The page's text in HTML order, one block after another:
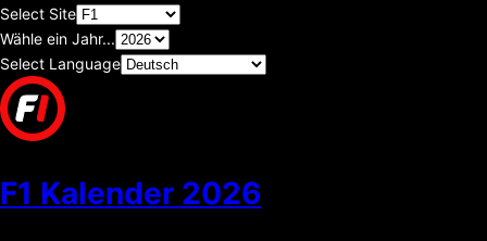
Select Site
Wähle ein Jahr...
Select Language
F1 Kalender 2026